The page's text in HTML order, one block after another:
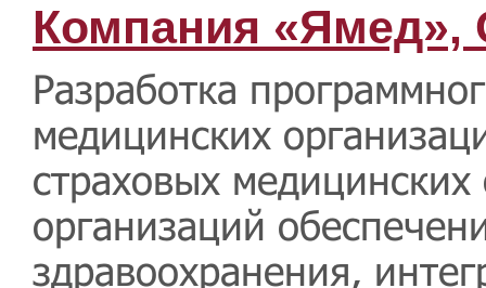
Компания
Разработка
медицинских
страховых
организаций
здравоохранения,